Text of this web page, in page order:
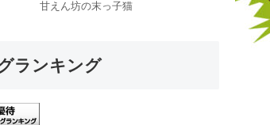
甘えん坊の末っ子猫
ランキング